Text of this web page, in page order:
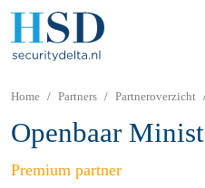
Home Partners Partneroverzicht
Openbaar
Premium partner